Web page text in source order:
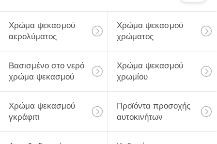
Χρώμα ψεκασμού
αερολύματος
Χρώμα ψεκασμού
χρώματος
Βασισμένο στο νερό
χρώμα ψεκασμού
Χρώμα ψεκασμού
χρωμίου
Χρώμα ψεκασμού
γκράφιτι
Προϊόντα προσοχής
αυτοκινήτων